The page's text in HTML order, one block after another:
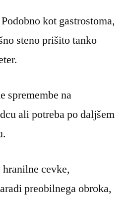
kot gastrostoma,
steno prišito tanko
spremembe na
ali potreba po daljšem
cevke,
preobilnega obroka,